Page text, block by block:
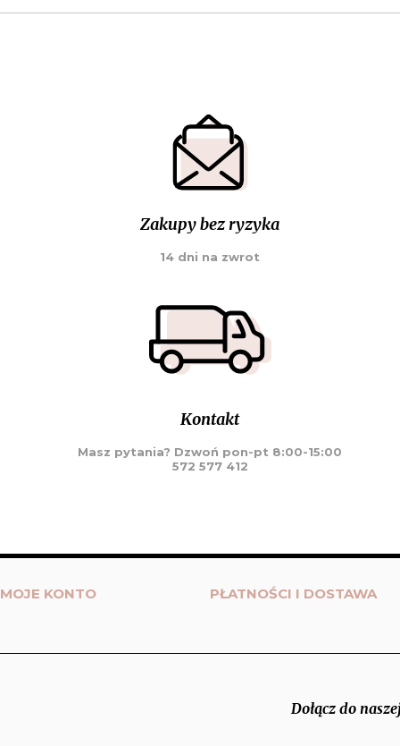
Zakupy bez ryzyka
14 dni na zwrot
Kontakt
Masz pytania? Dzwoń pon-pt 8:00-15:00
572 577 412
MOJE KONTO PŁATNOŚCI I DOSTAWA
Dołącz do